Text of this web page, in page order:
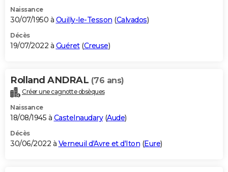
Naissance
30/07/1950 à Ouilly-le-Tesson (Calvados)
Décès
19/07/2022 à Guéret(Creuse)
Rolland ANDRAL (76 ans)
Créer une cagnotte obsèques
Naissance
18/08/1945 à Castelnaudary(Aude)
Décès
30/06/2022 à Verneuil d'Avre et d'Iton (Eure)